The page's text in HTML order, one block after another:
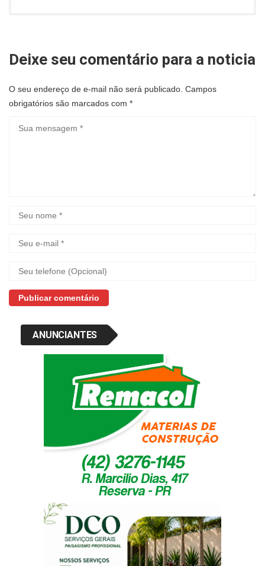
Deixe seu comentário para a noticia
O seu endereço de e-mail não será publicado. Campos
obrigatórios são marcados com *
ANUNCIANTES